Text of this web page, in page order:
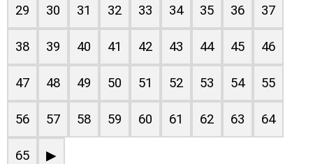
29 30 31 32 33 34 35 36 37
38 39 40 41 42 43 44 45 46
47 48 49 50 51 52 53 54 55
56 57 58 59 60 61 62 63 64
65 ▶